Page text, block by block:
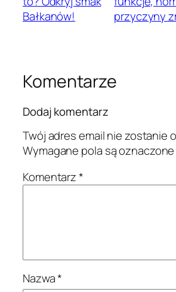
Bałkanów!
przyczyny
Komentarze
Dodaj komentarz
Twój adres email nie zostanie
Wymagane pola są
Komentarz*
Nazwa*